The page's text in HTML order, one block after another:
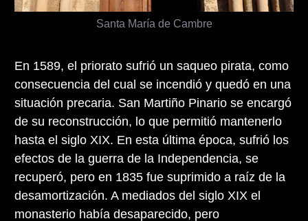
En 1589, el priorato sufrió un saqueo pirata, como
consecuencia del cual se incendió y quedó en una
situación precaria. San Martiño Pinario se encargó
de su reconstrucción, lo que permitió mantenerlo
hasta el siglo XIX. En esta última época, sufrió los
efectos de la guerra de la Independencia, se
recuperó, pero en 1835 fue suprimido a raíz de la
desamortización. A mediados del siglo XIX el
monasterio había desaparecido, pero
Santa María de Cambre